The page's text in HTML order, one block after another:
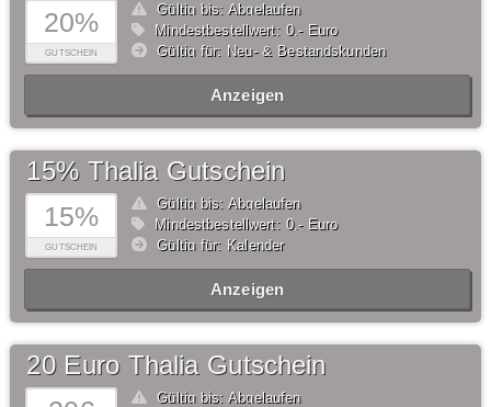
20%
GUTSCHEIN
Gültig bis: Abgelaufen
Mindestbestellwert: 0,- Euro
Gültig für: Neu- & Bestandskunden
Anzeigen
15%
GUTSCHEIN
15% Thalia Gutschein
Gültig bis: Abgelaufen
Mindestbestellwert: 0,- Euro
Gültig für: Kalender
Anzeigen
20 Euro Thalia Gutschein
Gültig bis: Abgelaufen